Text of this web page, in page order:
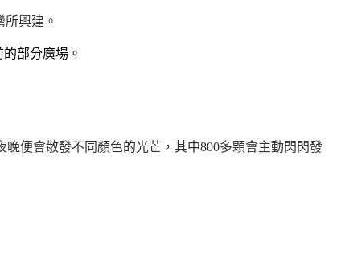
興建。
部分廣場。
晚便會散發不同顏色的光芒，其中800多顆會主動閃閃發